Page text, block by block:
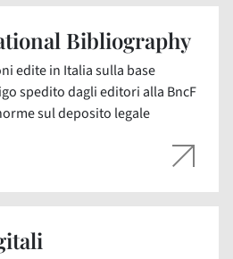
Bibliography
edite in Italia sulla base
spedito dagli editori alla BncF
sul deposito legale